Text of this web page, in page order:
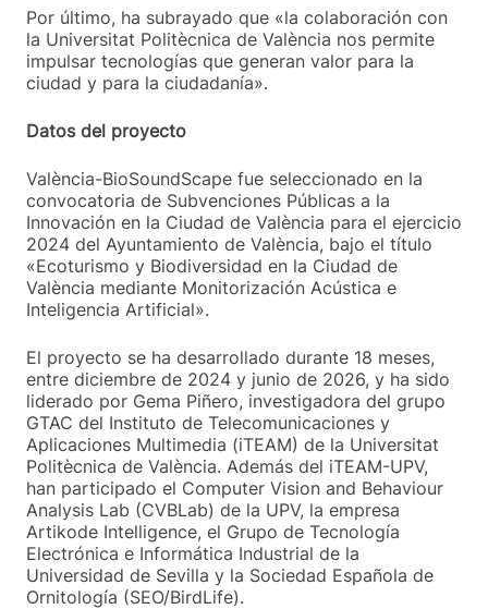
Por último, ha subrayado que «la colaboración con
la Universitat Politècnica de València nos permite
impulsar tecnologías que generan valor para la
ciudad y para la ciudadanía».
Datos del proyecto
València-BioSoundScape fue seleccionado en la
convocatoria de Subvenciones Públicas a la
Innovación en la Ciudad de València para el ejercicio
2024 del Ayuntamiento de València, bajo el título
«Ecoturismo y Biodiversidad en la Ciudad de
València mediante Monitorización Acústica e
Inteligencia Artificial».
El proyecto se ha desarrollado durante 18 meses,
entre diciembre de 2024 y junio de 2026, y ha sido
liderado por Gema Piñero, investigadora del grupo
GTAC del Instituto de Telecomunicaciones y
Aplicaciones Multimedia (iTEAM) de la Universitat
Politècnica de València. Además del iTEAM-UPV,
han participado el Computer Vision and Behaviour
Analysis Lab (CVBLab) de la UPV, la empresa
Artikode Intelligence, el Grupo de Tecnología
Electrónica e Informática Industrial de la
Universidad de Sevilla y la Sociedad Española de
Ornitología (SEO/BirdLife).